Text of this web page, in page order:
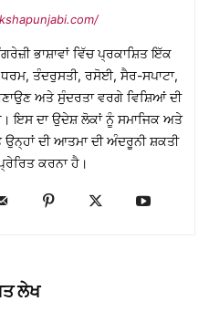
ਭਾਸ਼ਾਵਾਂ ਵਿੱਚ ਪ੍ਰਕਾਸ਼ਿਤ ਇੱਕ
ਤੰਦਰੁਸਤੀ, ਰਸੋਈ, ਸੈਰ-ਸਪਾਟਾ,
ਅਤੇ ਸੁੰਦਰਤਾ ਵਰਗੇ ਵਿਸ਼ਿਆਂ ਦੀ
ਇਸ ਦਾ ਉਦੇਸ਼ ਲੋਕਾਂ ਨੂੰ ਸਮਾਜਿਕ ਅਤੇ
ਦੀ ਆਤਮਾ ਦੀ ਅੰਦਰੂਨੀ ਸ਼ਕਤੀ
ਕਰਨਾ ਹੈ।
ਲੇਖ